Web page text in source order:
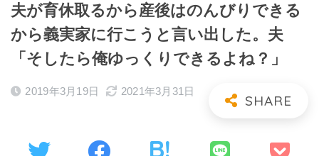
夫が育休取るから産後はのんびりできる
から義実家に行こうと言い出した。夫
「そしたら俺ゆっくりできるよね？」
2019年3月19日 2021年3月31日